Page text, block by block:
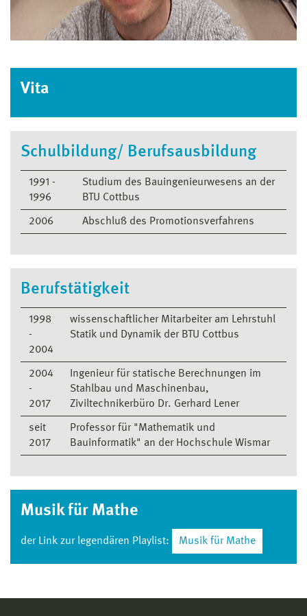
Vita
Schulbildung/ Berufsausbildung
1991 -
1996
Studium des Bauingenieurwesens an der
BTU Cottbus
2006 Abschluß des Promotionsverfahrens
Berufstätigkeit
1998
-
2004
wissenschaftlicher Mitarbeiter am Lehrstuhl
Statik und Dynamik der BTU Cottbus
2004
-
2017
Ingenieur für statische Berechnungen im
Stahlbau und Maschinenbau,
Ziviltechnikerbüro Dr. Gerhard Lener
seit
2017
Professor für "Mathematik und
Bauinformatik" an der Hochschule Wismar
Musik für Mathe
der Link zur legendären Playlist: Musik für Mathe